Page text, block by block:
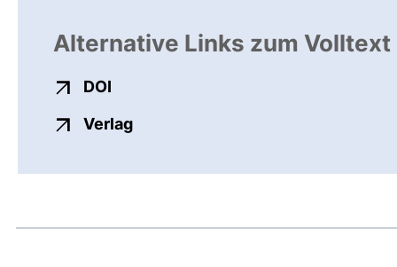
Alternative Links zum Volltext
DOI
Verlagexterner Link, öffnet neues